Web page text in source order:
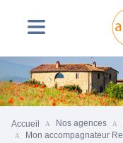
Accueil Nos agences
Mon accompagnateur